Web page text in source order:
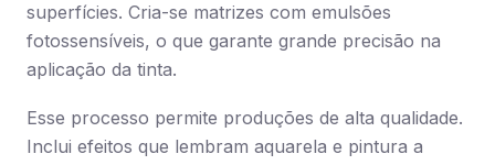
superfícies. Cria-se matrizes com emulsões
fotossensíveis, o que garante grande precisão na
aplicação da tinta.
Esse processo permite produções de alta qualidade.
Inclui efeitos que lembram aquarela e pintura a